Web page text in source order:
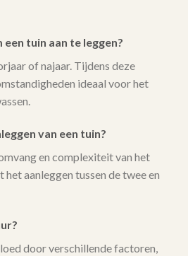
tuin aan te leggen?
of najaar. Tijdens deze
ideaal voor het
van een tuin?
en complexiteit van het
aanleggen tussen de twee en
door verschillende factoren,